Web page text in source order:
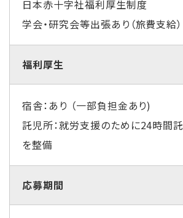
日本赤十字社福利厚生制度
学会・研究会等出張あり（旅費支給）
福利厚生
宿舎：あり （一部負担金あり)
託児所：就労支援のために24時間
を整備
応募期間